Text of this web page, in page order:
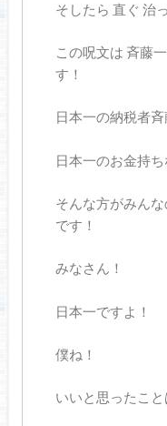
そしたら 直ぐ 治
この呪文は 斉藤
す！
日本一の納税者
日本一のお金持ち
そんな方がみん
です！
みなさん！
日本一ですよ！
僕ね！
いいと思ったこ